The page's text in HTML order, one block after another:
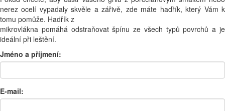
nerez ocelí vypadaly skvěle a zářivě, zde máte hadřík, který Vám k
tomu pomůže. Hadřík z
mikrovlákna pomáhá odstraňovat špínu ze všech typů povrchů a je
ideální při leštění.
Jméno a příjmení:
E-mail: